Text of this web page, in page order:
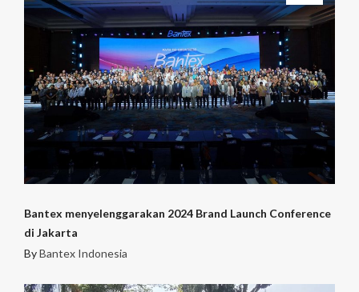
Bantex menyelenggarakan 2024 Brand Launch Conference
di Jakarta
ByBantex Indonesia